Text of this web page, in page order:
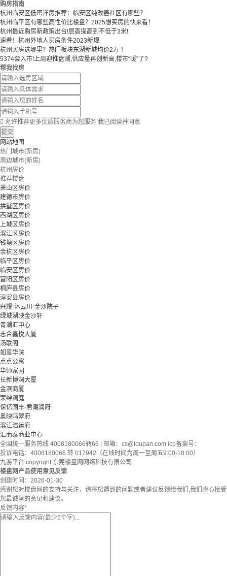
购房指南
杭州临安区低密洋房推荐：临安区纯改善社区有哪些？
​​杭州临平区有哪些高性价比楼盘？2025想买房的快来看！​
杭州最近购房新政策出台!层高提高到不低于3米!
速看！杭州外地人买房条件2023新规
杭州买房选哪里？热门板块东湖新城均价2万 ！
5374套入市!上周迎推盘潮,供应量再创新高,楼市“暖”了?
帮我找房
 允许推荐更多优质服务商为您服务 我已阅读并同意
提交
网站地图
热门城市(新房)
周边城市(新房)
杭州房价
推荐楼盘
萧山区房价
建德市房价
拱墅区房价
西湖区房价
上城区房价
滨江区房价
钱塘区房价
余杭区房价
临平区房价
临安区房价
富阳区房价
桐庐县房价
淳安县房价
兴耀·沐云川·金沙院子
绿城湖映金沙轩
青潮汇中心
志合鑫悦大厦
汤联阁
如玺华院
点点公寓
华师家园
长新博澜大厦
金滨商厦
荣绅澜庭
保亿国丰·君潮润府
奥映鸣翠府
滨江浩运府
汇而泰商业中心
全国统一服务热线 4008180066转66 | 邮箱： cs@loupan.com icp备案号：
投诉电话：4008180066 转 017942（在线时间为周一至周五9:00-18:00）
九游平台 copyright 东莞楼盘网网络科技有限公司
楼盘网产品使用意见反馈
创建时间： 2026-01-30
感谢您对楼盘网的支持与关注，请将您遇到的问题或者建议反馈给我们,我们虚心接受
您最诚挚的意见和建议。
反馈内容*